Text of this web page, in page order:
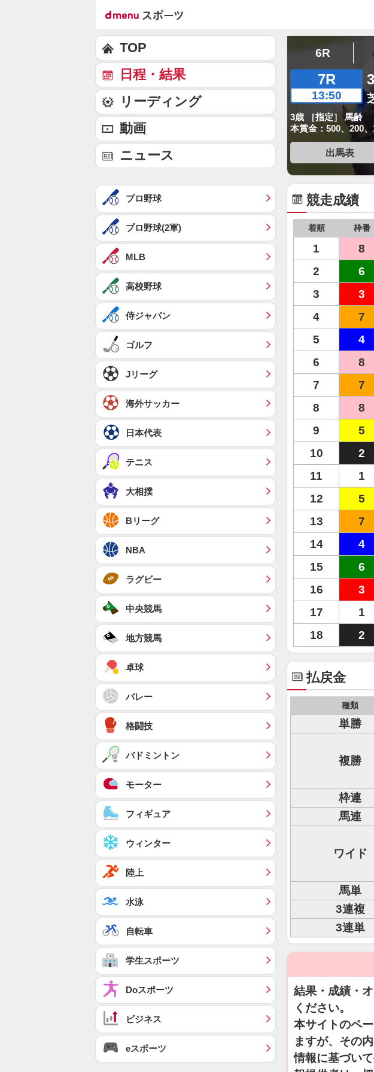
6R
7R
13:50
3歳 ［指定］ 馬齢
本賞金：500、200
出馬表
競走成績
着順 枠番
1 8
2
6
3
3
4
7
5
4
6
8
7
7
8
8
9
5
10
2
11
1
12
5
13
7
14
4
15
6
16
3
17
1
18
2
払戻金
種類
単勝
複勝
枠連
馬連
ワイド
馬単
3連複
3連単
結果・成績・
ください。
本サイトのペ
ますが、その
情報に基づい
TOP
日程・結果
リーディング
動画
ニュース
プロ野球
プロ野球(2軍)
MLB
高校野球
侍ジャパン
ゴルフ
Jリーグ
海外サッカー
日本代表
テニス
大相撲
Bリーグ
NBA
ラグビー
中央競馬
地方競馬
卓球
バレー
格闘技
バドミントン
モーター
フィギュア
ウィンター
陸上
水泳
自転車
学生スポーツ
Doスポーツ
ビジネス
eスポーツ